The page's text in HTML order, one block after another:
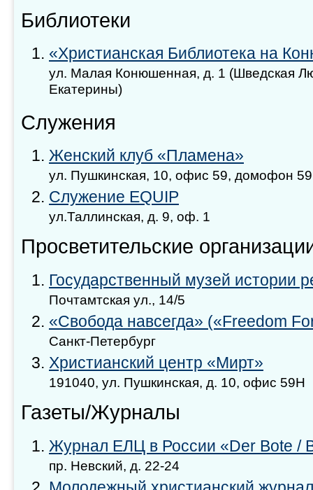
Библиотеки
«Христианская Библиотека на
ул. Малая Конюшенная, д. 1 (Шведская
Екатерины)
Служения
Женский клуб «Пламена»
ул. Пушкинская, 10, офис 59, домофон 59
Служение EQUIP
ул.Таллинская, д. 9, оф. 1
Просветительские
Государственный музей истории
Почтамтская ул., 14/5
«Свобода навсегда» («Freedom
Санкт-Петербург
Христианский центр «Мирт»
191040, ул. Пушкинская, д. 10, офис 59Н
Газеты/Журналы
Журнал ЕЛЦ в России «Der Bote /
пр. Невский, д. 22-24